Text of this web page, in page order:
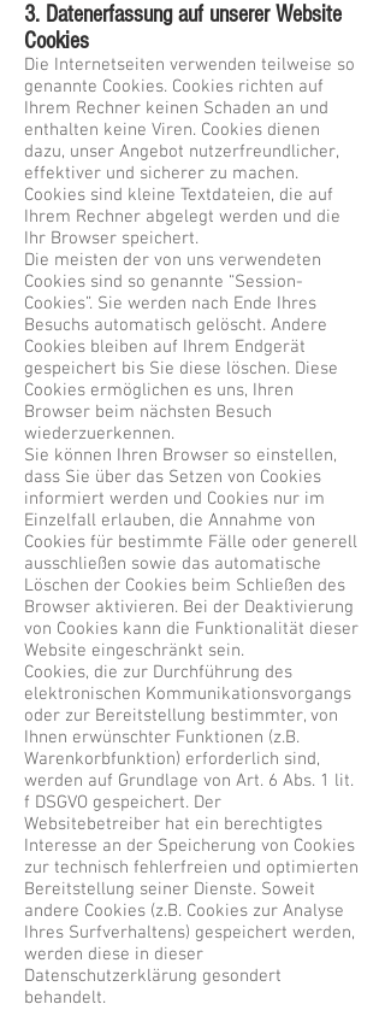
3. Datenerfassung auf unserer Website
Cookies
Die Internetseiten verwenden teilweise so
genannte Cookies. Cookies richten auf
Ihrem Rechner keinen Schaden an und
enthalten keine Viren. Cookies dienen
dazu, unser Angebot nutzerfreundlicher,
effektiver und sicherer zu machen.
Cookies sind kleine Textdateien, die auf
Ihrem Rechner abgelegt werden und die
Ihr Browser speichert.
Die meisten der von uns verwendeten
Cookies sind so genannte “Session-
Cookies”. Sie werden nach Ende Ihres
Besuchs automatisch gelöscht. Andere
Cookies bleiben auf Ihrem Endgerät
gespeichert bis Sie diese löschen. Diese
Cookies ermöglichen es uns, Ihren
Browser beim nächsten Besuch
wiederzuerkennen.
Sie können Ihren Browser so einstellen,
dass Sie über das Setzen von Cookies
informiert werden und Cookies nur im
Einzelfall erlauben, die Annahme von
Cookies für bestimmte Fälle oder generell
ausschließen sowie das automatische
Löschen der Cookies beim Schließen des
Browser aktivieren. Bei der Deaktivierung
von Cookies kann die Funktionalität dieser
Website eingeschränkt sein.
Cookies, die zur Durchführung des
elektronischen Kommunikationsvorgangs
oder zur Bereitstellung bestimmter, von
Ihnen erwünschter Funktionen (z.B.
Warenkorbfunktion) erforderlich sind,
werden auf Grundlage von Art. 6 Abs. 1 lit.
f DSGVO gespeichert. Der
Websitebetreiber hat ein berechtigtes
Interesse an der Speicherung von Cookies
zur technisch fehlerfreien und optimierten
Bereitstellung seiner Dienste. Soweit
andere Cookies (z.B. Cookies zur Analyse
Ihres Surfverhaltens) gespeichert werden,
werden diese in dieser
Datenschutzerklärung gesondert
behandelt.